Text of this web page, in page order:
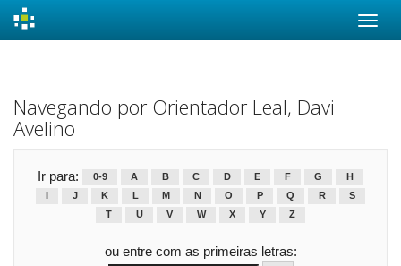
Navegando por Orientador Leal, Davi
Avelino
Ir para: 0-9 A B C D E F G
H
J K L M N O P Q R
S
T
U V W X Y Z
ou entre com as primeiras letras: